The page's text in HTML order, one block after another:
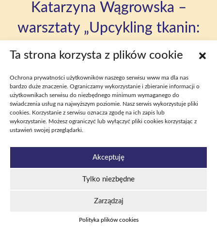
Ta strona korzysta z plików cookie
Ochrona prywatności użytkowników naszego serwisu www ma dla nas
bardzo duże znaczenie. Ograniczamy wykorzystanie i zbieranie informacji o
użytkownikach serwisu do niezbędnego minimum wymaganego do
świadczenia usług na najwyższym poziomie. Nasz serwis wykorzystuje pliki
cookies. Korzystanie z serwisu oznacza zgodę na ich zapis lub
wykorzystanie. Możesz ograniczyć lub wyłączyć pliki cookies korzystając z
ustawień swojej przeglądarki.
Akceptuję
Tylko niezbędne
Zarządzaj
Polityka plików cookies
Katarzyna Wągrowska –
warsztaty „Upcykling tkanin:
włóczka z T-shirtu"
Stary T-shirt może się przekształcić w elastyczną włóczkę, z której
następnie powstanie coś pięknego, i to bez szycia! Na warsztatach
ekologicznych pokażemy, jak to zrobić własnymi rękami. Zabierz swój T-
shirt (najlepiej bawełniany i bez nadruków), a resztę zapewniamy! Nie
martw się, jeśli nie znajdziesz koszulki – postaramy się mieć kilka w
zapasie.